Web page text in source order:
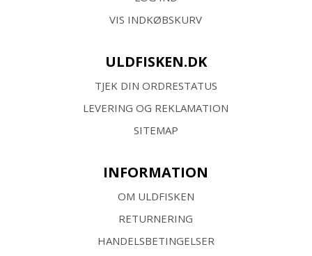
VIS INDKØBSKURV
ULDFISKEN.DK
TJEK DIN ORDRESTATUS
LEVERING OG REKLAMATION
SITEMAP
INFORMATION
OM ULDFISKEN
RETURNERING
HANDELSBETINGELSER